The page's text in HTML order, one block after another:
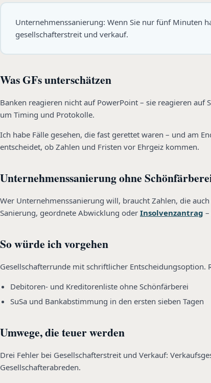
Unternehmenssanierung: Wenn Sie nur fünf Minuten
gesellschafterstreit und verkauf.
Was GFs unterschätzen
Banken reagieren nicht auf PowerPoint – sie reagieren auf
um Timing und Protokolle.
Ich habe Fälle gesehen, die fast gerettet waren – und am
entscheidet, ob Zahlen und Fristen vor Ehrgeiz kommen.
Unternehmenssanierung ohne
Wer Unternehmenssanierung will, braucht Zahlen, die
Sanierung, geordnete Abwicklung oder Insolvenzantrag
So würde ich vorgehen
Gesellschafterrunde mit schriftlicher
Debitoren- und Kreditorenliste ohne Schönfärberei
SuSa und Bankabstimmung in den ersten sieben Tagen
Umwege, die teuer werden
Drei Fehler bei Gesellschafterstreit und Verkauf:
Gesellschafterabreden.